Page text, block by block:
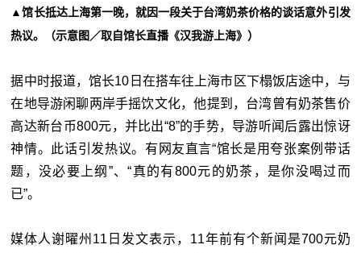
▲馆长抵达上海第一晚，就因一段关于台湾奶茶价格的谈话意外引发
热议。（示意图／取自馆长直播《汉我游上海》）
据中时报道，馆长10日在搭车往上海市区下榻饭店途中，与
在地导游闲聊两岸手摇饮文化，他提到，台湾曾有奶茶售价
高达新台币800元，并比出“8”的手势，导游听闻后露出惊讶
神情。此话引发热议。有网友直言“馆长是用夸张案例带话
题，没必要上纲”、“真的有800元的奶茶，是你没喝过而
已”。
媒体人谢曜州11日发文表示，11年前有个新闻是700元奶